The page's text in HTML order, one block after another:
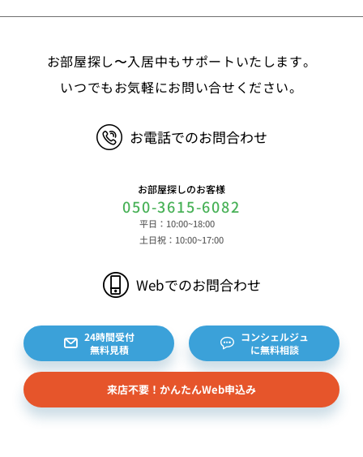
等 ③決済に関する情報 クレジットカードに関す
ービスのご利用に際して取得する情報 端末識別
子、広告識別子、IPアドレス、クッキーデータおよ
閲覧時刻、リファラー情報ならびにクッキーIDや広
対するお問い合わせ・ご連絡等に関する情報等 ま
た、お客様の個人情報は、弊社のデータベースシス
テムに登録されます。登録されるお客様の個人情報
積書等をもとに登録されます。 （2）弊社と賃貸
借契約を締結している不動産所有者様および所有者
約等のお問合せをいただいた個人または企業、イン
ターネット上の不動産オーナーサイト等からの査定
依頼者、 公開情報などから取得した不動産所有者
様（以下総称して「オーナー様」といいます）の個
人情報を取得します。取得する個人情報は、上記
お部屋探し〜入居中もサポートいたします。
いつでもお気軽にお問い合せください。
お電話でのお問合わせ
お部屋探しのお客様
050-3615-6082
平日：10:00~18:00
土日祝：10:00~17:00
Webでのお問合わせ
24時間受付
無料見積
コンシェルジュ
に無料相談
来店不要！かんたんWeb申込み